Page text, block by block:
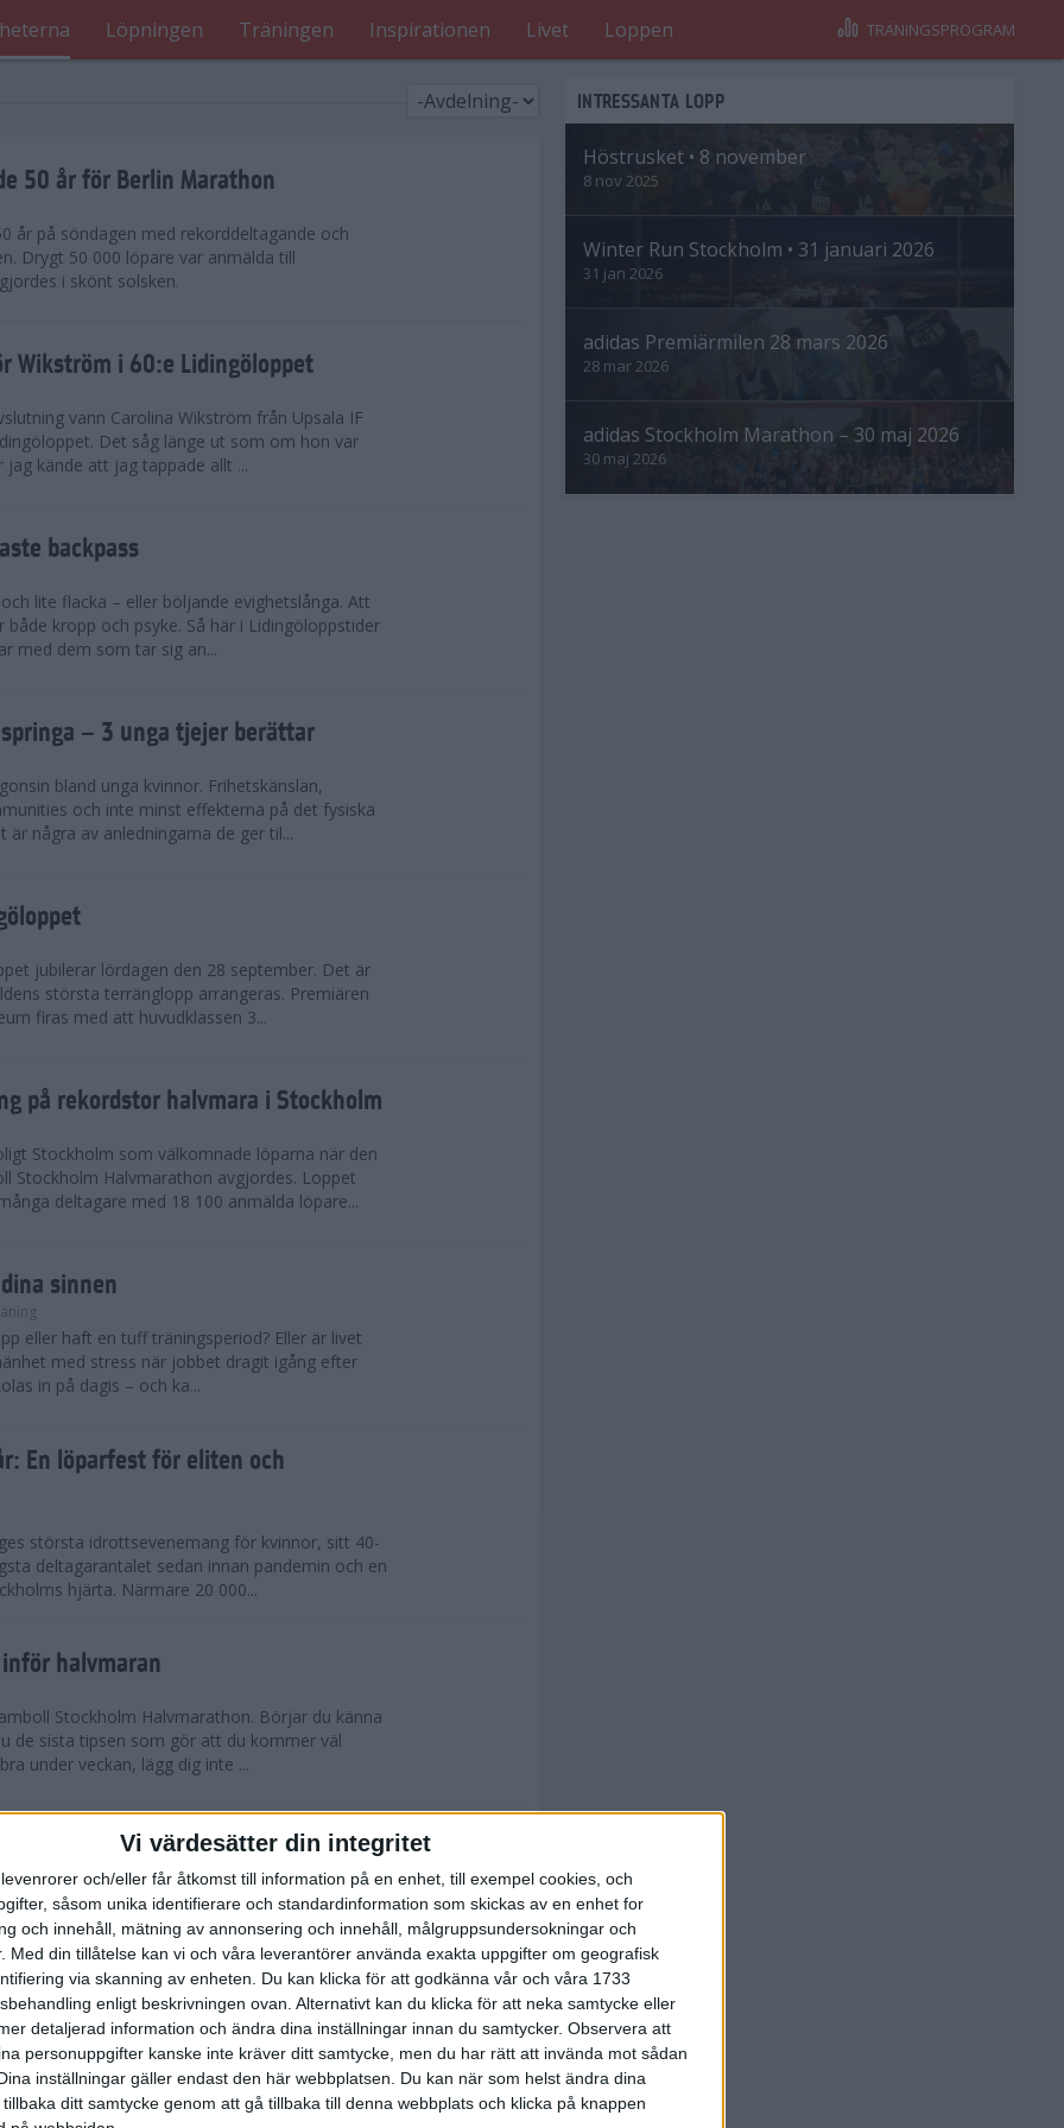
Vi värdesätter din integritet
och/eller får åtkomst till information på en enhet, till exempel cookies, och
såsom unika identifierare och standardinformation som skickas av en enhet for
och innehåll, mätning av annonsering och innehåll, målgruppsundersokningar och
Med din tillåtelse kan vi och våra leverantörer använda exakta uppgifter om geografisk
via skanning av enheten. Du kan klicka för att godkänna vår och våra 1733
enligt beskrivningen ovan. Alternativt kan du klicka för att neka samtycke eller
detaljerad information och ändra dina inställningar innan du samtycker. Observera att
personuppgifter kanske inte kräver ditt samtycke, men du har rätt att invända mot sådan
inställningar gäller endast den här webbplatsen. Du kan när som helst ändra dina
ditt samtycke genom att gå tillbaka till denna webbplats och klicka på knappen
Löpningen Träningen Inspirationen Livet Loppen TRÄNINGSPROGRAM
50 år för Berlin Marathon
år på söndagen med rekorddeltagande och
Drygt 50 000 löpare var anmälda till
i skönt solsken.
Wikström i 60:e Lidingöloppet
vann Carolina Wikström från Upsala IF
Det såg länge ut som om hon var
kände att jag tappade allt ...
backpass
lite flacka – eller böljande evighetslånga. Att
kropp och psyke. Så här i Lidingöloppstider
med dem som tar sig an...
– 3 unga tjejer berättar
bland unga kvinnor. Frihetskänslan,
och inte minst effekterna på det fysiska
är några av anledningarna de ger til...
jubilerar lördagen den 28 september. Det är
största terränglopp arrangeras. Premiären
firas med att huvudklassen 3...
på rekordstor halvmara i Stockholm
Stockholm som välkomnade löparna när den
Stockholm Halvmarathon avgjordes. Loppet
deltagare med 18 100 anmälda löpare...
sinnen
eller haft en tuff träningsperiod? Eller är livet
med stress när jobbet dragit igång efter
in på dagis – och ka...
En löparfest för eliten och
största idrottsevenemang för kvinnor, sitt 40-
deltagarantalet sedan innan pandemin och en
hjärta. Närmare 20 000...
halvmaran
Stockholm Halvmarathon. Börjar du känna
de sista tipsen som gör att du kommer väl
under veckan, lägg dig inte ...
Ramboll Stockholm Halvmarathon är
Minns du i våras hur det pratades om
Marathon. Nu har även Ramboll
sprängt sitt tidigare rekord och når snart taket...
inför Tjejmilen
veckor kvar till Tjejmilen? Hur lägger jag upp
ger löpcoachen Josefine Swärm sina bästa
INTRESSANTA LOPP
Höstrusket • 8 november
8 nov 2025
Winter Run Stockholm • 31 januari 2026
31 jan 2026
adidas Premiärmilen 28 mars 2026
28 mar 2026
adidas Stockholm Marathon – 30 maj 2026
30 maj 2026